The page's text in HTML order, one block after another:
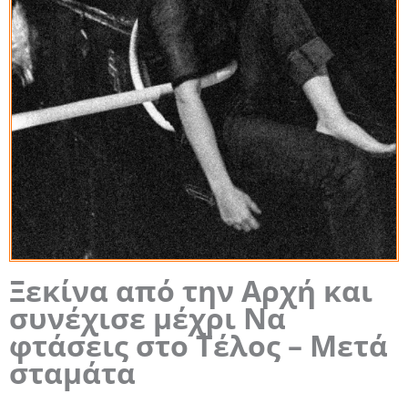
Ξεκίνα από την Αρχή και
συνέχισε μέχρι Να
φτάσεις στο Τέλος – Μετά
σταμάτα